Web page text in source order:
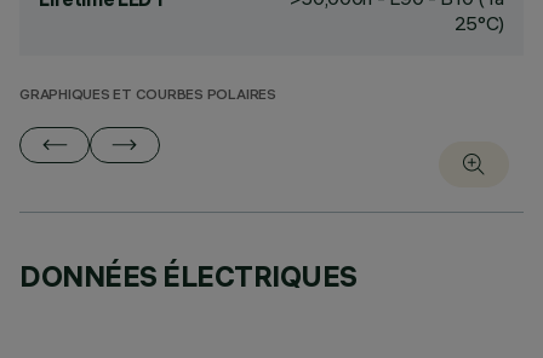
25°C)
GRAPHIQUES ET COURBES POLAIRES
DONNÉES ÉLECTRIQUES